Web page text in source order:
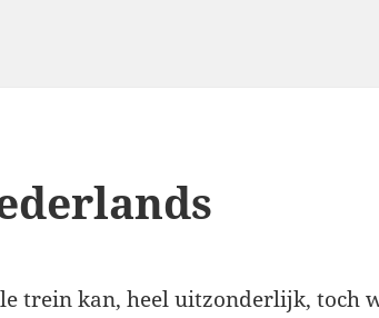
trein kan, heel uitzonderlijk, toch